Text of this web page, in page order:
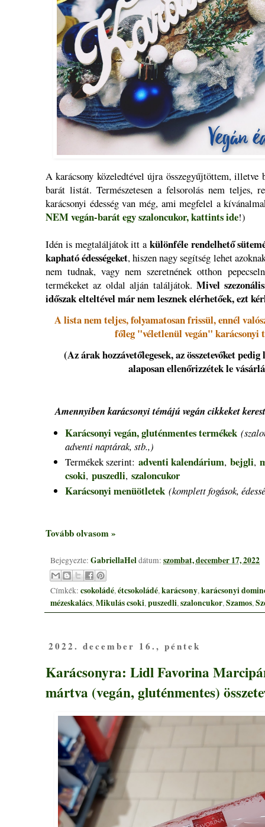
A karácsony közeledtével újra összegyűjtöttem, illetve
barát listát. Természetesen a felsorolás nem teljes,
karácsonyi édesség van még, ami megfelel a
NEM vegán-barát egy szaloncukor, kattints ide!)
Idén is megtaláljátok itt akülönféle rendelhető
kapható édességeket, hiszen nagy segítség lehet
nem tudnak, vagy nem szeretnének otthon
termékeket az oldal alján találjátok. Mivel
időszak elteltével már nem lesznek elérhetőek, ezt
A lista nem teljes, folyamatosan frissül, ennél
főleg "véletlenül vegán" karácsonyi
(Az árak hozzávetőlegesek, az összetevőket
alaposan ellenőrizzétek le
Amennyiben karácsonyi témájú vegán cikkeket
Karácsonyi vegán, gluténmentes termékek
adventi naptárak, stb.,)
Termékek szerint: adventi kalendárium, bejgli,
csoki, puszedli, szaloncukor
Karácsonyi menüötletek (komplett fogások,
Tovább olvasom »
Bejegyezte: GabriellaHeldátum: szombat, december 17, 2022
Címkék: csokoládé,étcsokoládé,karácsony,karácsonyi
mézeskalács,Mikulás csoki,puszedli,szaloncukor,Szamos,
2022. december 16., péntek
Karácsonyra: Lidl Favorina
mártva (vegán, gluténmentes)